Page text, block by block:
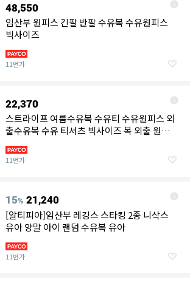
48,550
임산부 원피스 긴팔 반팔 수유복 수유원피스
빅사이즈
11번가
22,370
스트라이프 여름수유복 수유티 수유원피스 외
출수유복 수유 티셔츠 빅사이즈 복 외출 원피
11번가
15% 21,240
[알티피아]임산부 레깅스 스타킹 2종 니삭스
유아 양말 아이 랜덤 수유복 유아
11번가